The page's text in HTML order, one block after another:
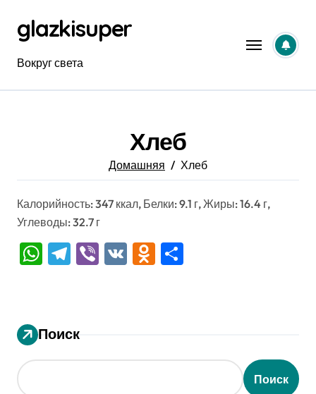
содержанию
glazkisuper
Вокруг света
Хлеб
Домашняя Хлеб
Калорийность: 347 ккал, Белки: 9.1 г, Жиры: 16.4 г,
Углеводы: 32.7 г
WhatsApp
Telegram
Viber
VK Odnoklassniki
Поиск
Поиск